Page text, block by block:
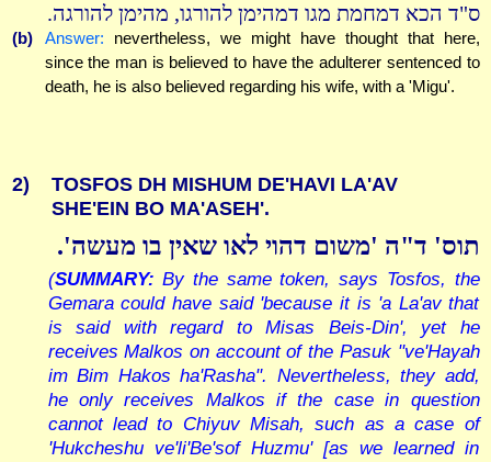
ס"ד הכא דמחמת מגו דמהימן להורגו, מהימן להורגה.
(b) Answer: nevertheless, we might have thought that here,
since the man is believed to have the adulterer sentenced to
death, he is also believed regarding his wife, with a 'Migu'.
2)
TOSFOS DH MISHUM DE'HAVI LA'AV
SHE'EIN BO MA'ASEH'.
תוס' ד"ה 'משום דהוי לאו שאין בו מעשה'.
(SUMMARY: By the same token, says Tosfos, the
Gemara could have said 'because it is 'a La'av that
is said with regard to Misas Beis-Din', yet he
receives Malkos on account of the Pasuk "ve'Hayah
im Bim Hakos ha'Rasha". Nevertheless, they add,
he only receives Malkos if the case in question
cannot lead to Chiyuv Misah, such as a case of
'Hukcheshu ve'li'Be'sof Huzmu' [as we learned in